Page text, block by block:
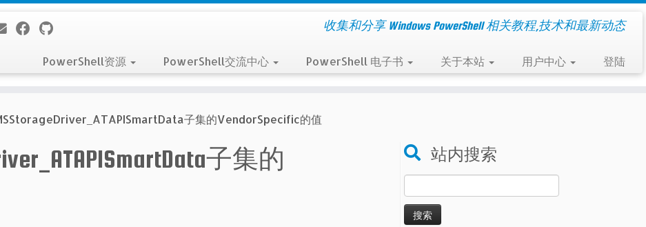
收集和分享 Windows PowerShell 相关教程,技术和最新动态
PowerShell资源 PowerShell交流中心 PowerShell 电子书 关于本站 用户中心 登陆
子集的VendorSpecific的值
子集的
站内搜索
索：